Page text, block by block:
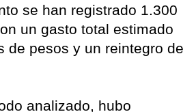
se han registrado 1.300
un gasto total estimado
de pesos y un reintegro de
analizado, hubo